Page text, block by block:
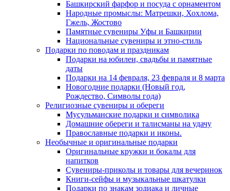
Башкирский фарфор и посуда с орнаментом
Народные промыслы: Матрешки, Хохлома,
Гжель, Жостово
Памятные сувениры Уфы и Башкирии
Национальные сувениры и этно-стиль
Подарки по поводам и праздникам
Подарки на юбилеи, свадьбы и памятные
даты
Подарки на 14 февраля, 23 февраля и 8 марта
Новогодние подарки (Новый год,
Рождество, Символы года)
Религиозные сувениры и обереги
Мусульманские подарки и символика
Домашние обереги и талисманы на удачу
Православные подарки и иконы.
Необычные и оригинальные подарки
Оригинальные кружки и бокалы для
напитков
Сувениры-приколы и товары для вечеринок
Книги-сейфы и музыкальные шкатулки
Подарки по знакам зодиака и личные